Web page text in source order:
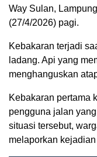
Way Sulan,
(27/4/2026) pagi.
Kebakaran terjadi
ladang. Api yang
menghanguskan
Kebakaran pertama
pengguna jalan
situasi tersebut,
melaporkan